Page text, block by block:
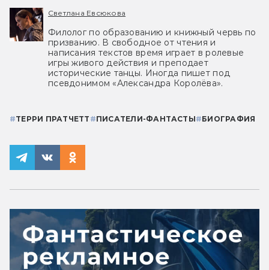
Светлана Евсюкова
Филолог по образованию и книжный червь по
призванию. В свободное от чтения и
написания текстов время играет в ролевые
игры живого действия и преподает
исторические танцы. Иногда пишет под
псевдонимом «Александра Королёва».
#ТЕРРИ ПРАТЧЕТТ #ПИСАТЕЛИ-ФАНТАСТЫ#БИОГРАФИЯ